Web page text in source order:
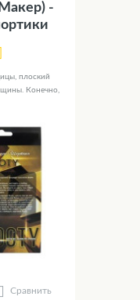
-
плоский
Конечно,
Сравнить